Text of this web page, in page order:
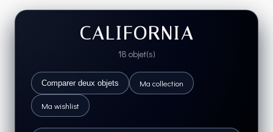
CALIFORNIA
18 objet(s)
Comparer deux objets Ma collection
Ma wishlist